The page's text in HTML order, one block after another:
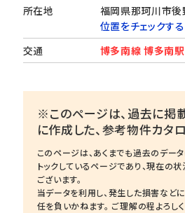
所在地
福岡県那珂川市
位置をチェックする
交通
博多南線 博多南
※このページは、過去に掲
に作成した、参考物件カタロ
このページは、あくまでも過去のデー
トックしているページであり、現在の
ございます。
当データを利用し、発生した損害など
任を負いかねます。 ご理解の程よろし